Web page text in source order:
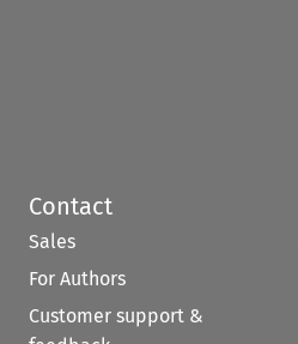
Contact
Sales
For Authors
Customer support &